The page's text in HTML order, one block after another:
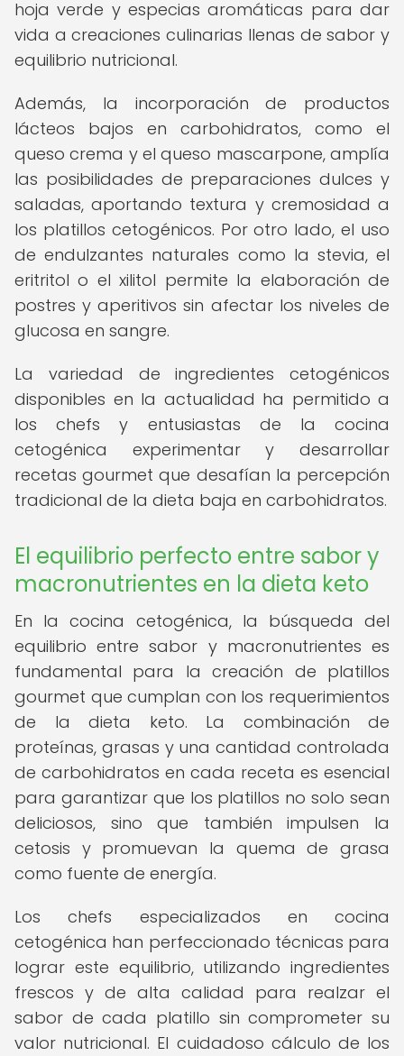
hoja verde y especias aromáticas para dar
vida a creaciones culinarias llenas de sabor y
equilibrio nutricional.
Además, la incorporación de productos
lácteos bajos en carbohidratos, como el
queso crema y el queso mascarpone, amplía
las posibilidades de preparaciones dulces y
saladas, aportando textura y cremosidad a
los platillos cetogénicos. Por otro lado, el uso
de endulzantes naturales como la stevia, el
eritritol o el xilitol permite la elaboración de
postres y aperitivos sin afectar los niveles de
glucosa en sangre.
La variedad de ingredientes cetogénicos
disponibles en la actualidad ha permitido a
los chefs y entusiastas de la cocina
cetogénica experimentar y desarrollar
recetas gourmet que desafían la percepción
tradicional de la dieta baja en carbohidratos.
El equilibrio perfecto entre sabor y
macronutrientes en la dieta keto
En la cocina cetogénica, la búsqueda del
equilibrio entre sabor y macronutrientes es
fundamental para la creación de platillos
gourmet que cumplan con los requerimientos
de la dieta keto. La combinación de
proteínas, grasas y una cantidad controlada
de carbohidratos en cada receta es esencial
para garantizar que los platillos no solo sean
deliciosos, sino que también impulsen la
cetosis y promuevan la quema de grasa
como fuente de energía.
Los chefs especializados en cocina
cetogénica han perfeccionado técnicas para
lograr este equilibrio, utilizando ingredientes
frescos y de alta calidad para realzar el
sabor de cada platillo sin comprometer su
valor nutricional. El cuidadoso cálculo de los